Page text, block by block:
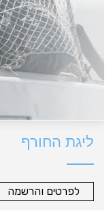
ליגת החורף
לפרטים והרשמה